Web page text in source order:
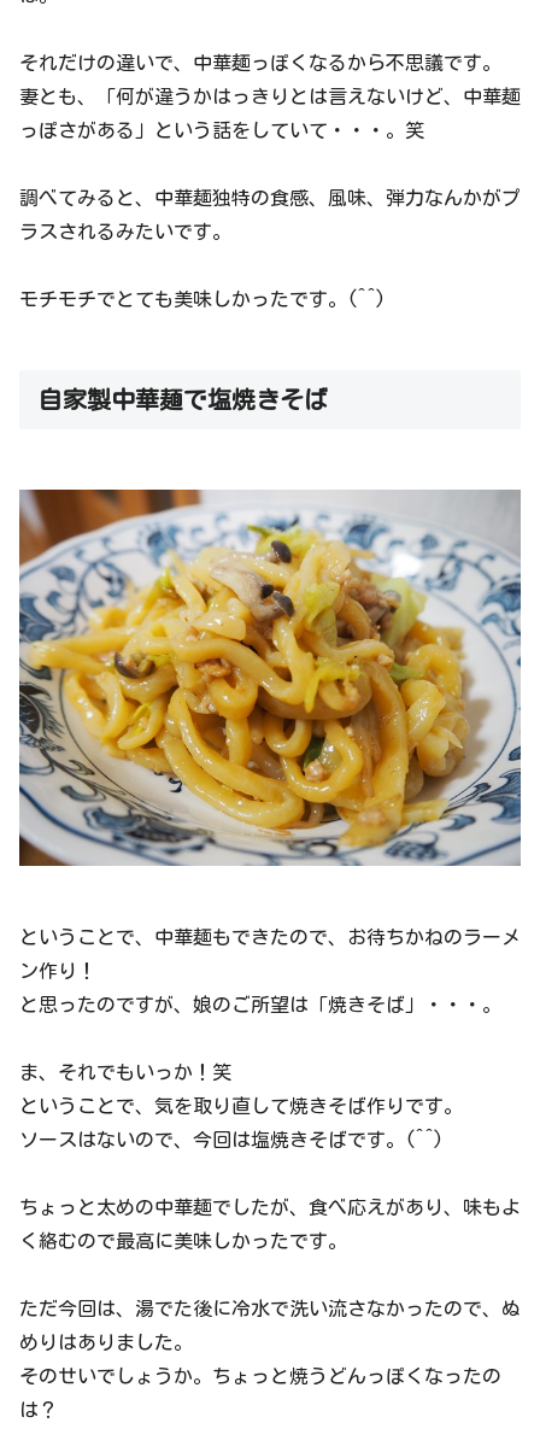
それだけの違いで、中華麺っぽくなるから不思議です。
妻とも、「何が違うかはっきりとは言えないけど、中華麺
っぽさがある」という話をしていて・・・。笑
調べてみると、中華麺独特の食感、風味、弾力なんかがプ
ラスされるみたいです。
モチモチでとても美味しかったです。(^^)
自家製中華麺で塩焼きそば
ということで、中華麺もできたので、お待ちかねのラーメ
ン作り！
と思ったのですが、娘のご所望は「焼きそば」・・・。
ま、それでもいっか！笑
ということで、気を取り直して焼きそば作りです。
ソースはないので、今回は塩焼きそばです。(^^)
ちょっと太めの中華麺でしたが、食べ応えがあり、味もよ
く絡むので最高に美味しかったです。
ただ今回は、湯でた後に冷水で洗い流さなかったので、ぬ
めりはありました。
そのせいでしょうか。ちょっと焼うどんっぽくなったの
は？